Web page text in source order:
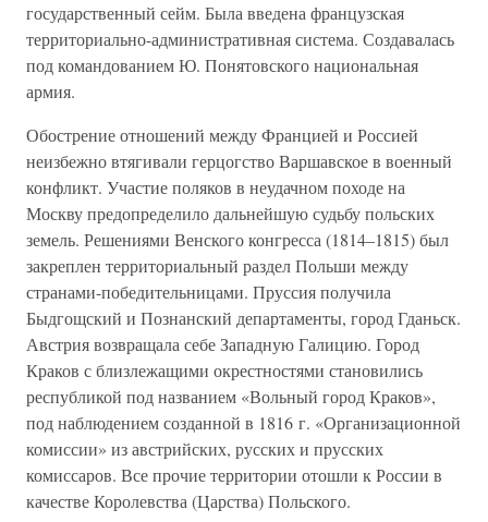
государственный сейм. Была введена французская
территориально-административная система. Создавалась
под командованием Ю. Понятовского национальная
армия.
Обострение отношений между Францией и Россией
неизбежно втягивали герцогство Варшавское в военный
конфликт. Участие поляков в неудачном походе на
Москву предопределило дальнейшую судьбу польских
земель. Решениями Венского конгресса (1814–1815) был
закреплен территориальный раздел Польши между
странами-победительницами. Пруссия получила
Быдгощский и Познанский департаменты, город Гданьск.
Австрия возвращала себе Западную Галицию. Город
Краков с близлежащими окрестностями становились
республикой под названием «Вольный город Краков»,
под наблюдением созданной в 1816 г. «Организационной
комиссии» из австрийских, русских и прусских
комиссаров. Все прочие территории отошли к России в
качестве Королевства (Царства) Польского.